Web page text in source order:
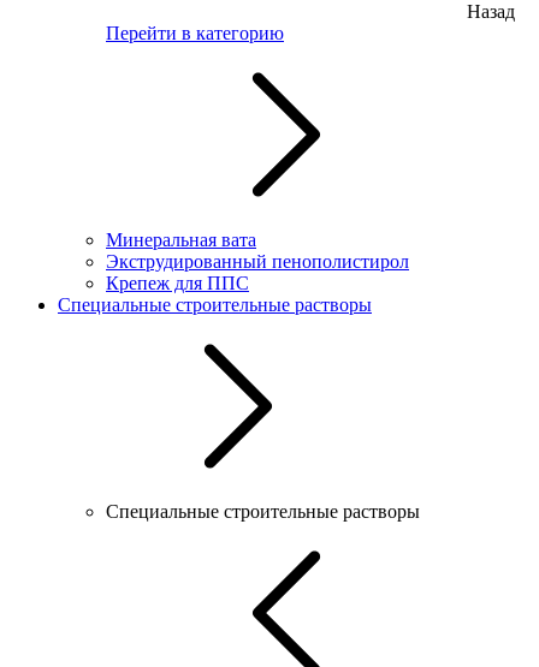
Назад
Перейти в категорию
Минеральная вата
Экструдированный пенополистирол
Крепеж для ППС
Специальные строительные растворы
Специальные строительные растворы